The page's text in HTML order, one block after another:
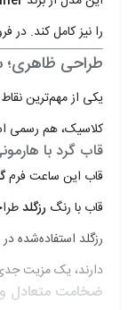
را نیز کامل کند. در
طراحی ظاهری؛
یکی از مهم‌ترین
کلاسیک، هم رسمی
قاب گرد با
قاب این ساعت فرم
قاب با رنگ رزگلد
رزگلد استفاده‌شده
دارند، یک مزیت
ضخامت متعادل